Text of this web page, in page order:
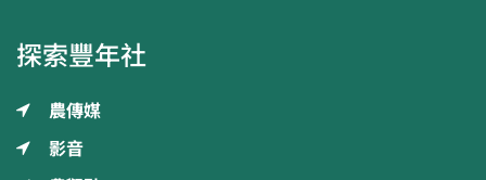
探索豐年社
農傳媒
影音